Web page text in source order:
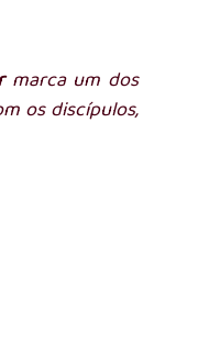
marca um dos
os discípulos,